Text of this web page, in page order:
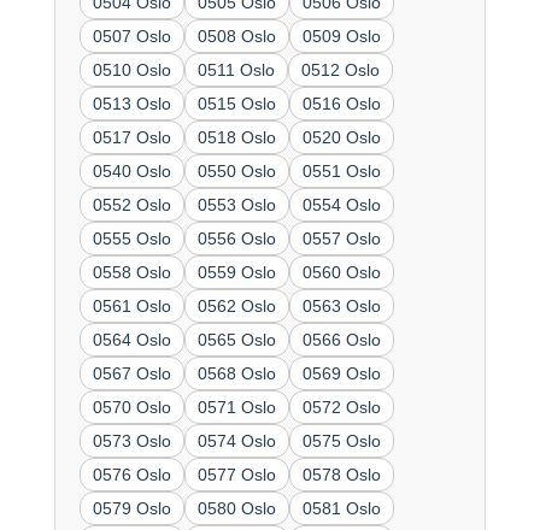
0507 Oslo
0508 Oslo
0509 Oslo
0510 Oslo
0511 Oslo
0512 Oslo
0513 Oslo
0515 Oslo
0516 Oslo
0517 Oslo
0518 Oslo
0520 Oslo
0540 Oslo
0550 Oslo
0551 Oslo
0552 Oslo
0553 Oslo
0554 Oslo
0555 Oslo
0556 Oslo
0557 Oslo
0558 Oslo
0559 Oslo
0560 Oslo
0561 Oslo
0562 Oslo
0563 Oslo
0564 Oslo
0565 Oslo
0566 Oslo
0567 Oslo
0568 Oslo
0569 Oslo
0570 Oslo
0571 Oslo
0572 Oslo
0573 Oslo
0574 Oslo
0575 Oslo
0576 Oslo
0577 Oslo
0578 Oslo
0579 Oslo
0580 Oslo
0581 Oslo